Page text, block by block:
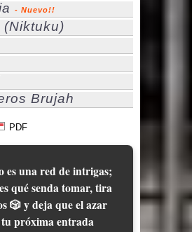
- Nuevo!!
(Niktuku)
Brujah
PDF
es una red de intrigas;
qué senda tomar, tira
🎲 y deja que el azar
próxima entrada